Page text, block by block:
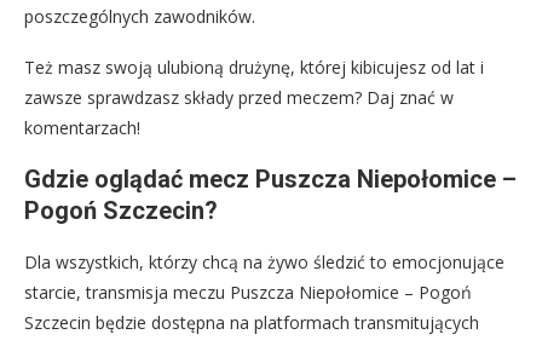
poszczególnych zawodników.
Też masz swoją ulubioną drużynę, której kibicujesz od lat i
zawsze sprawdzasz składy przed meczem? Daj znać w
komentarzach!
Gdzie oglądać mecz Puszcza Niepołomice –
Pogoń Szczecin?
Dla wszystkich, którzy chcą na żywo śledzić to emocjonujące
starcie, transmisja meczu Puszcza Niepołomice – Pogoń
Szczecin będzie dostępna na platformach transmitujących